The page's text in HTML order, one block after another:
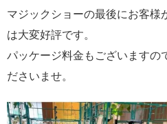
マジックショーの最後にお客様
は大変好評です。
パッケージ料金もございますの
ださいませ。